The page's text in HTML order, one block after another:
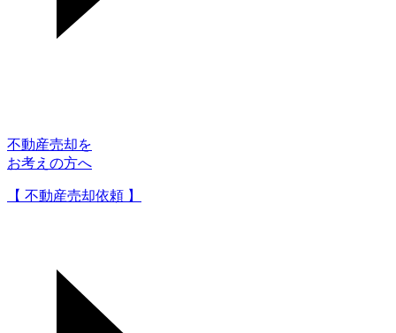
不動産売却を
お考えの方へ
【 不動産売却依頼 】